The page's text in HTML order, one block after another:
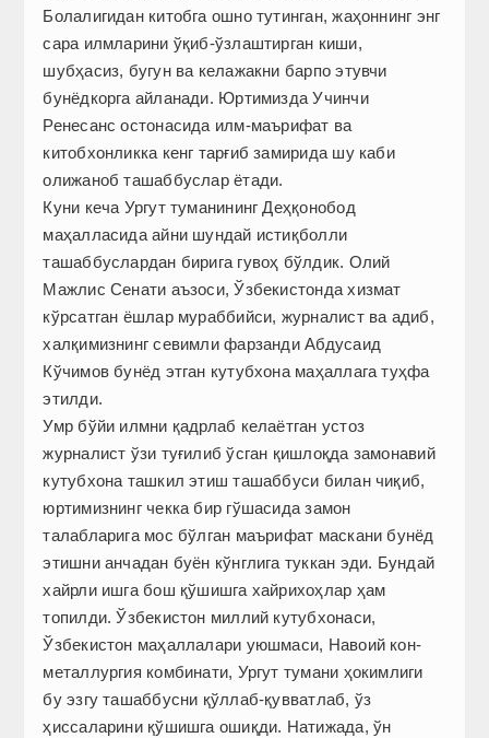
Болалигидан китобга ошно тутинган, жаҳоннинг энг
сара илмларини ўқиб-ўзлаштирган киши,
шубҳасиз, бугун ва келажакни барпо этувчи
бунёдкорга айланади. Юртимизда Учинчи
Ренесанс остонасида илм-маърифат ва
китобхонликка кенг тарғиб замирида шу каби
олижаноб ташаббуслар ётади.
Куни кеча Ургут туманининг Деҳқонобод
маҳалласида айни шундай истиқболли
ташаббуслардан бирига гувоҳ бўлдик. Олий
Мажлис Сенати аъзоси, Ўзбекистонда хизмат
кўрсатган ёшлар мураббийси, журналист ва адиб,
халқимизнинг севимли фарзанди Абдусаид
Кўчимов бунёд этган кутубхона маҳаллага туҳфа
этилди.
Умр бўйи илмни қадрлаб келаётган устоз
журналист ўзи туғилиб ўсган қишлоқда замонавий
кутубхона ташкил этиш ташаббуси билан чиқиб,
юртимизнинг чекка бир гўшасида замон
талабларига мос бўлган маърифат маскани бунёд
этишни анчадан буён кўнглига туккан эди. Бундай
хайрли ишга бош қўшишга хайрихоҳлар ҳам
топилди. Ўзбекистон миллий кутубхонаси,
Ўзбекистон маҳаллалари уюшмаси, Навоий кон-
металлургия комбинати, Ургут тумани ҳокимлиги
бу эзгу ташаббусни қўллаб-қувватлаб, ўз
ҳиссаларини қўшишга ошиқди. Натижада, ўн